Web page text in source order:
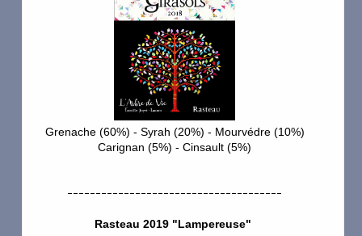
Elodie Balme
Escaravailles
Fond Croze
Gardine
Girardiere
Grenache (60%) - Syrah (20%) - Mourvédre (10%)
Carignan (5%) - Cinsault (5%)
--------------------------------------
Rasteau 2019 "Lampereuse"